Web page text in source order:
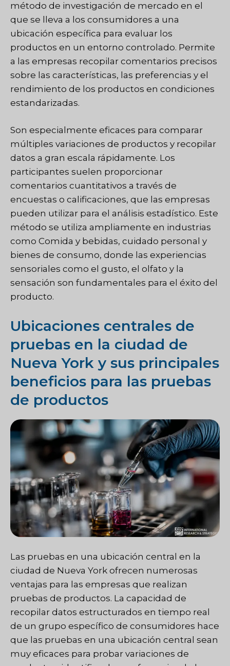
método de investigación de mercado en el
que se lleva a los consumidores a una
ubicación específica para evaluar los
productos en un entorno controlado. Permite
a las empresas recopilar comentarios precisos
sobre las características, las preferencias y el
rendimiento de los productos en condiciones
estandarizadas.
Son especialmente eficaces para comparar
múltiples variaciones de productos y recopilar
datos a gran escala rápidamente. Los
participantes suelen proporcionar
comentarios cuantitativos a través de
encuestas o calificaciones, que las empresas
pueden utilizar para el análisis estadístico. Este
método se utiliza ampliamente en industrias
como Comida y bebidas, cuidado personal y
bienes de consumo, donde las experiencias
sensoriales como el gusto, el olfato y la
sensación son fundamentales para el éxito del
producto.
Ubicaciones centrales de
pruebas en la ciudad de
Nueva York y sus principales
beneficios para las pruebas
de productos
Las pruebas en una ubicación central en la
ciudad de Nueva York ofrecen numerosas
ventajas para las empresas que realizan
pruebas de productos. La capacidad de
recopilar datos estructurados en tiempo real
de un grupo específico de consumidores hace
que las pruebas en una ubicación central sean
muy eficaces para probar variaciones de